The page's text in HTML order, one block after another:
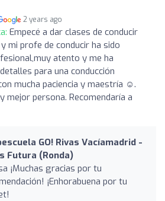
2 years ago
Empecé a dar clases de conducir
mi profe de conducir ha sido
atento y me ha
para una conducción
mucha paciencia y maestría ☺️.
mejor persona. Recomendaría a
GO! Rivas Vacíamadrid -
Futura (Ronda)
¡Muchas gracias por tu
¡Enhorabuena por tu